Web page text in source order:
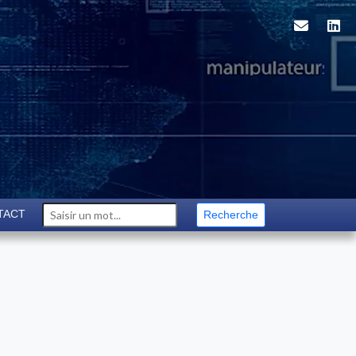
Recherche